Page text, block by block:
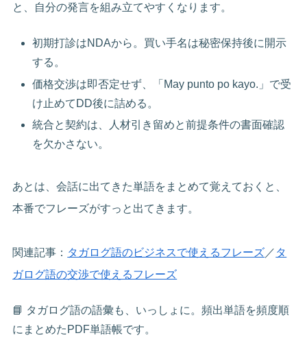
と、自分の発言を組み立てやすくなります。
初期打診はNDAから。買い手名は秘密保持後に開示
する。
価格交渉は即否定せず、「May punto po kayo.」で受
け止めてDD後に詰める。
統合と契約は、人材引き留めと前提条件の書面確認
を欠かさない。
あとは、会話に出てきた単語をまとめて覚えておくと、
本番でフレーズがすっと出てきます。
関連記事： タガログ語のビジネスで使えるフレーズ ／ タ
ガログ語の交渉で使えるフレーズ
📘 タガログ語の語彙も、いっしょに。頻出単語を頻度順
にまとめたPDF単語帳です。